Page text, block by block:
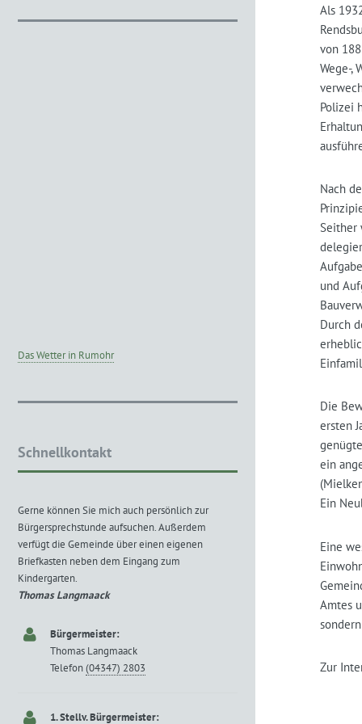
Als
von
Wege-,
Polizei
Nach
Seither
und
Durch
Die
ersten
ein
Ein
Eine
Amtes
Zur
Das Wetter in Rumohr
Schnellkontakt
Gerne können Sie mich auch persönlich zur
Bürgersprechstunde aufsuchen. Außerdem
verfügt die Gemeinde über einen eigenen
Briefkasten neben dem Eingang zum
Kindergarten.
Thomas Langmaack
Bürgermeister:
Thomas Langmaack
Telefon(04347) 2803
1. Stellv. Bürgermeister: